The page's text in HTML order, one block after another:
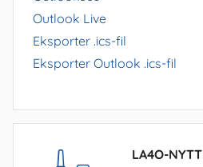
Outlook Live
Eksporter .ics-fil
Eksporter Outlook .ics-fil
LA4O-NYTT